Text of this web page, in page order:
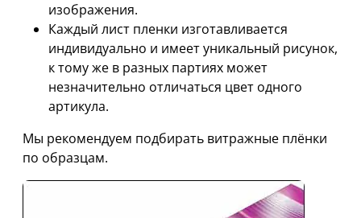
изображения.
Каждый лист пленки изготавливается
индивидуально и имеет уникальный рисунок,
к тому же в разных партиях может
незначительно отличаться цвет одного
артикула.
Мы рекомендуем подбирать витражные плёнки
по образцам.